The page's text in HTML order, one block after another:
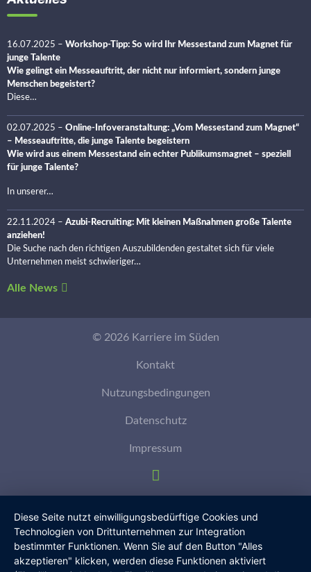
16.07.2025 – Workshop-Tipp: So wird Ihr Messestand zum Magnet für
junge Talente
Wie gelingt ein Messeauftritt, der nicht nur informiert, sondern junge
Menschen begeistert?
Diese…
02.07.2025 – Online-Infoveranstaltung: „Vom Messestand zum Magnet“
– Messeauftritte, die junge Talente begeistern
Wie wird aus einem Messestand ein echter Publikumsmagnet – speziell
für junge Talente?
In unserer…
22.11.2024 – Azubi-Recruiting: Mit kleinen Maßnahmen große Talente
anziehen!
Die Suche nach den richtigen Auszubildenden gestaltet sich für viele
Unternehmen meist schwieriger…
Alle News
© 2026 Karriere im Süden
Kontakt
Nutzungsbedingungen
Datenschutz
Impressum
Diese Seite nutzt einwilligungsbedürftige Cookies und
Technologien von Drittunternehmen zur Integration
bestimmter Funktionen. Wenn Sie auf den Button "Alles
akzeptieren" klicken, werden diese Funktionen aktiviert